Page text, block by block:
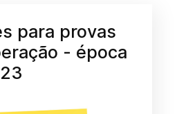
para provas
- época